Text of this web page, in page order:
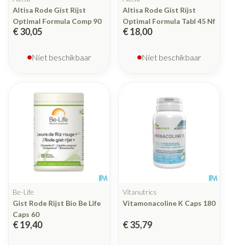
Altisa Rode Gist Rijst
Optimal Formula Comp 90
€ 30,05
Niet beschikbaar
Altisa Rode Gist Rijst
Optimal Formula Tabl 45 Nf
€ 18,00
Niet beschikbaar
Be-Life
Gist Rode Rijst Bio Be Life
Caps 60
€ 19,40
Vitanutrics
Vitamonacoline K Caps 180
€ 35,79